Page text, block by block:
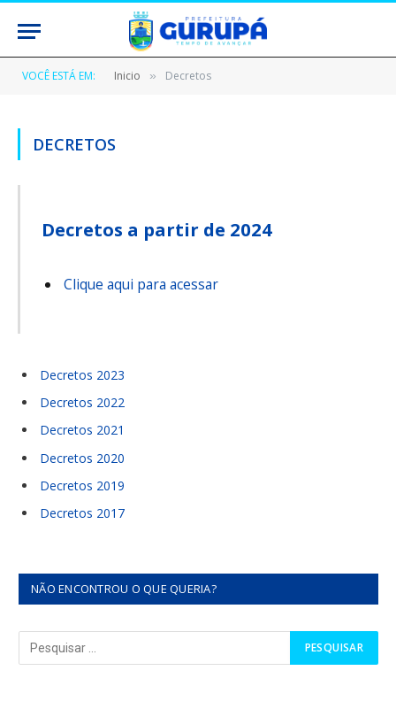
VOCÊ ESTÁ EM: Inicio » Decretos
DECRETOS
Decretos a partir de 2024
Clique aqui para acessar
Decretos 2023
Decretos 2022
Decretos 2021
Decretos 2020
Decretos 2019
Decretos 2017
NÃO ENCONTROU O QUE QUERIA?